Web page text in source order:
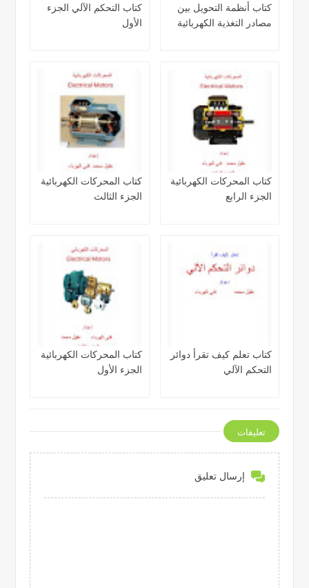
كتاب أنظمة التحويل بين
مصادر التغذية الكهربائية
كتاب التحكم الآلي الجزء
الأول
كتاب المحركات الكهربائية
الجزء الرابع
كتاب المحركات الكهربائية
الجزء الثالث
كتاب تعلم كيف تقرأ دوائر
التحكم الآلي
كتاب المحركات الكهربائية
الجزء الأول
تعليقات
إرسال تعليق